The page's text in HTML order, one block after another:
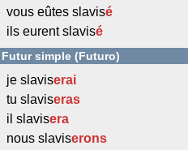
vous eûtes slavisé
ils eurent slavisé
Futur simple (Futuro)
je slaviserai
tu slaviseras
il slavisera
nous slaviserons